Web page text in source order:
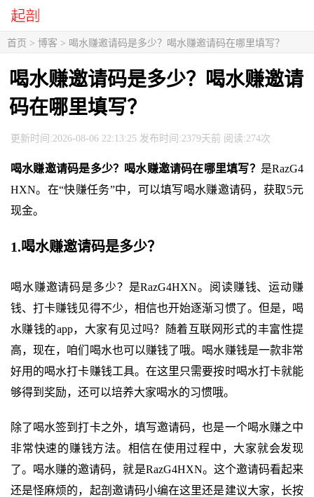
首页 > 博客 > 喝水赚邀请码是多少？喝水赚邀请码在哪里填写？
喝水赚邀请码是多少？喝水赚邀请
码在哪里填写？
更新时间:2026-08-06 22:13:25 发布时间:2379天前 阅读:274次
喝水赚邀请码是多少？喝水赚邀请码在哪里填写？ 是RazG4
HXN。在“快赚任务”中，可以填写喝水赚邀请码，获取5元
现金。
1.喝水赚邀请码是多少？
喝水赚邀请码是多少？是RazG4HXN。阅读赚钱、运动赚
钱、打卡赚钱见得不少，相信也开始逐渐习惯了。但是，喝
水赚钱的app，大家有见过吗？随着互联网形式的丰富性提
高，现在，咱们喝水也可以赚钱了哦。喝水赚钱是一款非常
好用的喝水打卡赚钱工具。在这里只需要按时喝水打卡就能
够得到奖励，还可以培养大家喝水的习惯哦。
除了喝水签到打卡之外，填写邀请码，也是一个喝水赚之中
非常快速的赚钱方法。相信在使用过程中，大家就会发现
了。喝水赚的邀请码，就是RazG4HXN。这个邀请码看起来
还是怪麻烦的，起剖邀请码小编在这里还是建议大家，长按